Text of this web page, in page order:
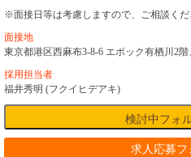
※面接日等は考慮しますので、ご相談くだ
面接地
東京都港区西麻布3-8-6 エポック有栖川2階
採用担当者
福井秀明 (フクイヒデアキ)
求人応募フ